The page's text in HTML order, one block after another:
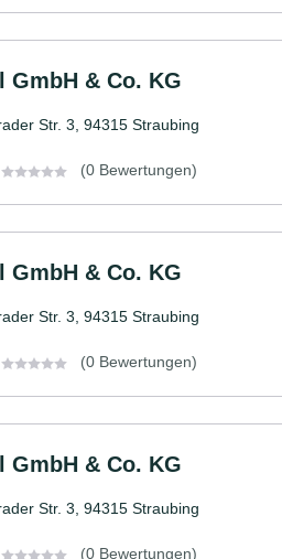
GmbH & Co. KG
Str. 3, 94315 Straubing
(0 Bewertungen)
GmbH & Co. KG
Str. 3, 94315 Straubing
(0 Bewertungen)
GmbH & Co. KG
Str. 3, 94315 Straubing
(0 Bewertungen)